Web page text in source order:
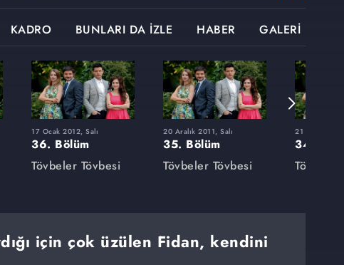
KADRO BUNLARI DA İZLE HABER GALERİ
17 Ocak 2012, Salı
36. Bölüm
Tövbeler Tövbesi
20 Aralık 2011, Salı
35. Bölüm
Tövbeler Tövbesi
21 Aralık
34. Bölüm
Tövbeler
için çok üzülen Fidan, kendini